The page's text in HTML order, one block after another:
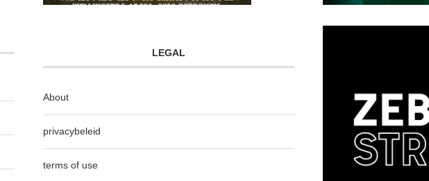
LEGAL
About
privacybeleid
terms of use